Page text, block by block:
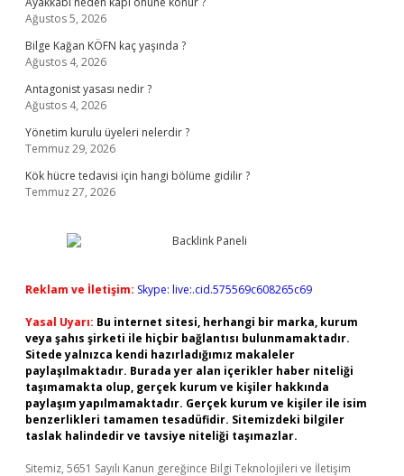
Ağustos 5, 2026
Bilge Kağan KÖFN kaç yaşında ?
Ağustos 4, 2026
Antagonist yasası nedir ?
Ağustos 4, 2026
Yönetim kurulu üyeleri nelerdir ?
Temmuz 29, 2026
Kök hücre tedavisi için hangi bölüme gidilir ?
Temmuz 27, 2026
Reklam ve İletişim: Skype: live:.cid.575569c608265c69
Yasal Uyarı: Bu internet sitesi, herhangi bir marka, kurum
veya şahıs şirketi ile hiçbir bağlantısı bulunmamaktadır.
Sitede yalnızca kendi hazırladığımız makaleler
paylaşılmaktadır. Burada yer alan içerikler haber niteliği
taşımamakta olup, gerçek kurum ve kişiler hakkında
paylaşım yapılmamaktadır. Gerçek kurum ve kişiler ile isim
benzerlikleri tamamen tesadüfidir. Sitemizdeki bilgiler
taslak halindedir ve tavsiye niteliği taşımazlar.
Sitemiz, 5651 Sayılı Kanun gereğince Bilgi Teknolojileri ve İletişim